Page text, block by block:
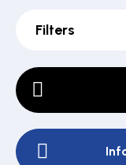
Pulsgevers
Filters